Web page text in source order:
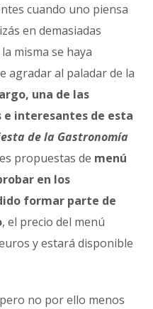
cuando uno piensa
en demasiadas
misma se haya
agradar al paladar de la
una de las
interesantes de esta
de la Gastronomía
propuestas de menú
en los
formar parte de
, el precio del menú
y estará disponible
no por ello menos